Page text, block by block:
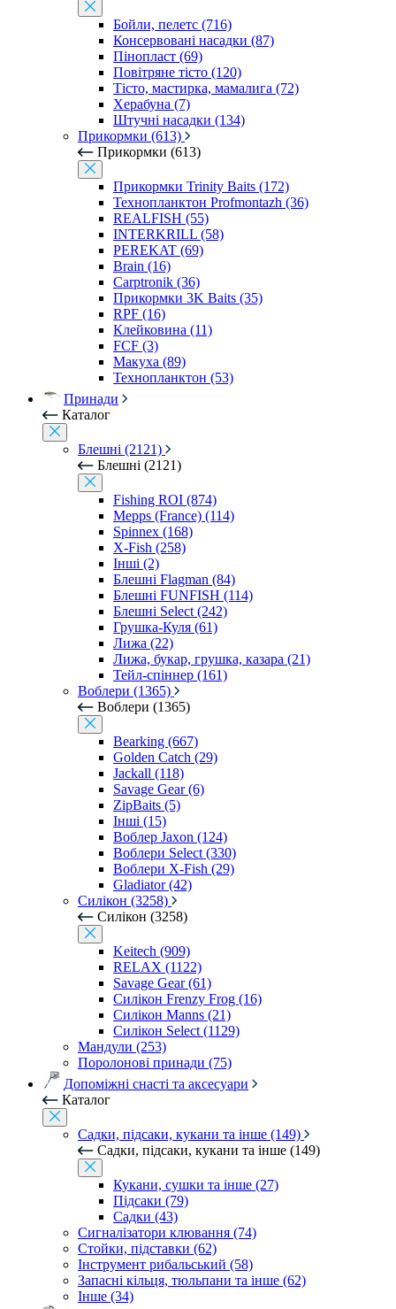
Бойли, пелетс (716)
Консервовані насадки (87)
Пінопласт (69)
Повітряне тісто (120)
Тісто, мастирка, мамалига (72)
Херабуна (7)
Штучні насадки (134)
Прикормки (613)
Прикормки (613)
Прикормки Trinity Baits (172)
Технопланктон Profmontazh (36)
REALFISH (55)
INTERKRILL (58)
PEREKAT (69)
Brain (16)
Carptronik (36)
Прикормки 3K Baits (35)
RPF (16)
Клейковина (11)
FCF (3)
Макуха (89)
Технопланктон (53)
Принади
Каталог
Блешні (2121)
Блешні (2121)
Fishing ROI (874)
Mepps (France) (114)
Spinnex (168)
X-Fish (258)
Інші (2)
Блешні Flagman (84)
Блешні FUNFISH (114)
Блешні Select (242)
Грушка-Куля (61)
Лижа (22)
Лижа, букар, грушка, казара (21)
Тейл-спіннер (161)
Воблери (1365)
Воблери (1365)
Bearking (667)
Golden Catch (29)
Jackall (118)
Savage Gear (6)
ZipBaits (5)
Інші (15)
Воблер Jaxon (124)
Воблери Select (330)
Воблери X-Fish (29)
Gladiator (42)
Силікон (3258)
Силікон (3258)
Keitech (909)
RELAX (1122)
Savage Gear (61)
Силікон Frenzy Frog (16)
Силікон Manns (21)
Силікон Select (1129)
Мандули (253)
Поролонові принади (75)
Допоміжні снасті та аксесуари
Каталог
Садки, підсаки, кукани та інше (149)
Садки, підсаки, кукани та інше (149)
Кукани, сушки та інше (27)
Підсаки (79)
Садки (43)
Сигналізатори клювання (74)
Стойки, підставки (62)
Інструмент рибальський (58)
Запасні кільця, тюльпани та інше (62)
Інше (34)